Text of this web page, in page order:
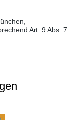
Art. 9 Abs. 7